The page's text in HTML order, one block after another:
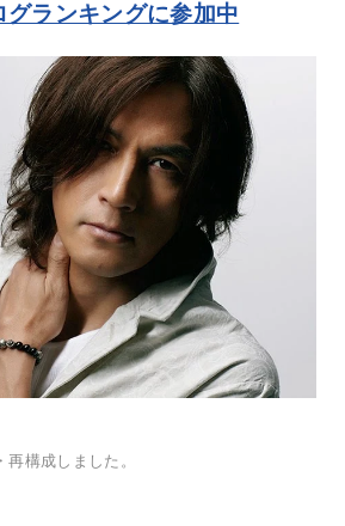
グランキングに参加中
構成しました。